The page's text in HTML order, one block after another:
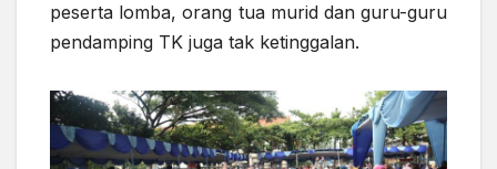
peserta lomba, orang tua murid dan guru-guru
pendamping TK juga tak ketinggalan.